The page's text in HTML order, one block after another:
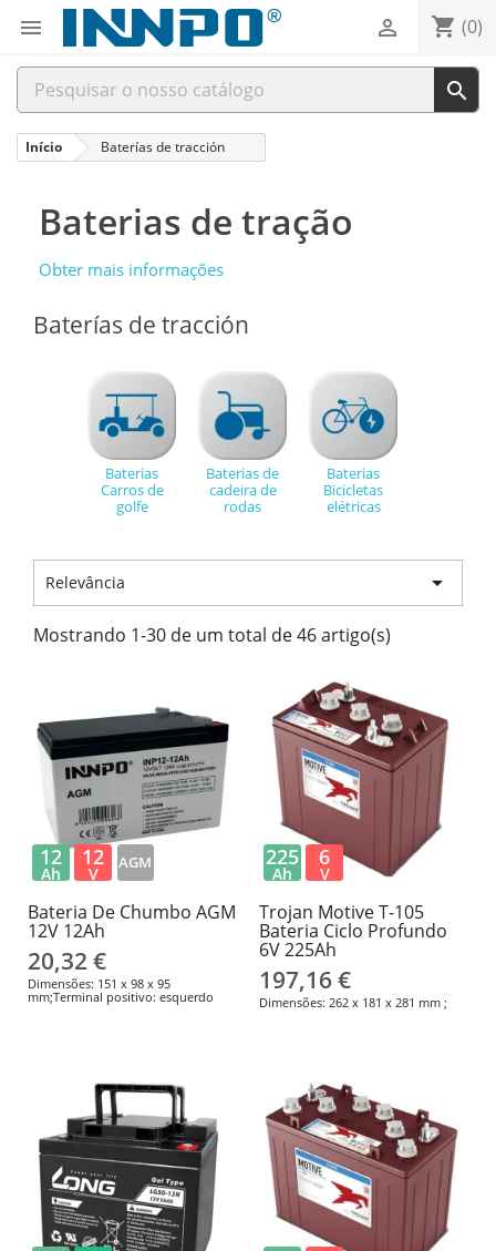
 shopping_cart (0)


Início Baterías de tracción
Baterias de tração
Obter mais informações
Baterías de tracción
Baterias
Carros de
golfe
Baterias de
cadeira de
rodas
Baterias
Bicicletas
elétricas
Relevância 
Mostrando 1-30 de um total de 46 artigo(s)
Bateria De Chumbo AGM
12V 12Ah
20,32 €
Dimensões: 151 x 98 x 95
mm;Terminal positivo: esquerdo
12
Ah
12
V
AGM
Trojan Motive T-105
Bateria Ciclo Profundo
6V 225Ah
197,16 €
Dimensões: 262 x 181 x 281 mm ;
225
Ah
6
V